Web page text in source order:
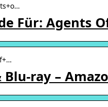
Für: Agents
Blu-ray –